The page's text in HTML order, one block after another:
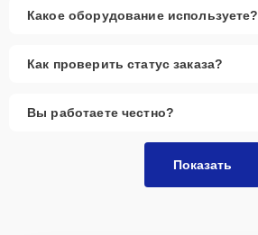
Какое оборудование используете?
Как проверить статус заказа?
Вы работаете честно?
Показать